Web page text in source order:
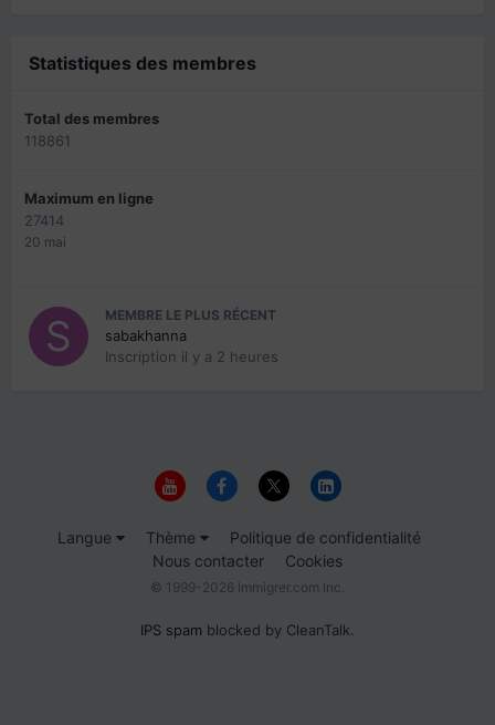
Statistiques des membres
Total des membres
118861
Maximum en ligne
27414
20 mai
MEMBRE LE PLUS RÉCENT
sabakhanna
Inscription il y a 2 heures
Langue Thème
Politique de confidentialité
Nous contacter
Cookies
© 1999-2026 Immigrer.com Inc.
IPS spam blocked by CleanTalk.